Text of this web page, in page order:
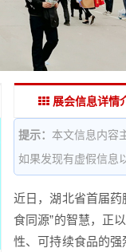
展会信息详情
提示： 本文信息内容
如果发现有虚假信息
近日，湖北省首届药
食同源”的智慧，正
性、可持续食品的强